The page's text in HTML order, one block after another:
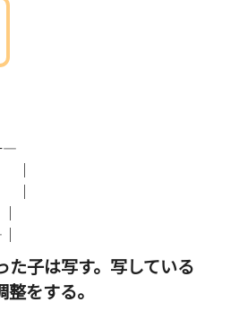
た子は写す。写している
をする。